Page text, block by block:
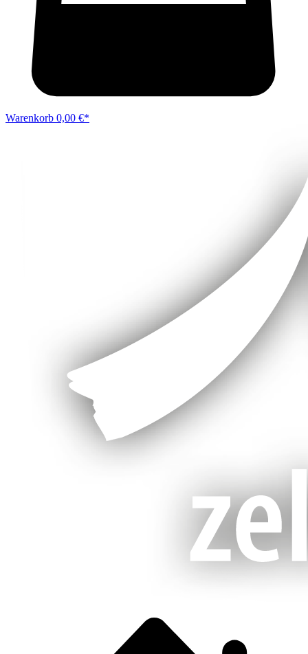
Warenkorb 0,00 €*